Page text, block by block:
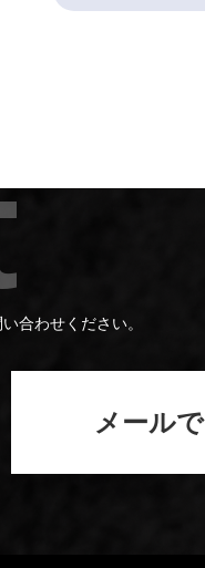
合わせください。
メール